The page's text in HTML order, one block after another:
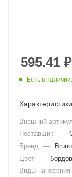
595.41 ₽
Есть в
Характеристики
Внешний
Поставщик —
Бренд
—
Цвет —
Виды нанесения